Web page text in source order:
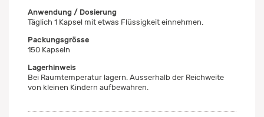
Anwendung / Dosierung
Täglich 1 Kapsel mit etwas Flüssigkeit einnehmen.
Packungsgrösse
150 Kapseln
Lagerhinweis
Bei Raumtemperatur lagern. Ausserhalb der Reichweite
von kleinen Kindern aufbewahren.